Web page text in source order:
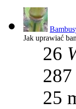
Jak uprawiać
26
287
25